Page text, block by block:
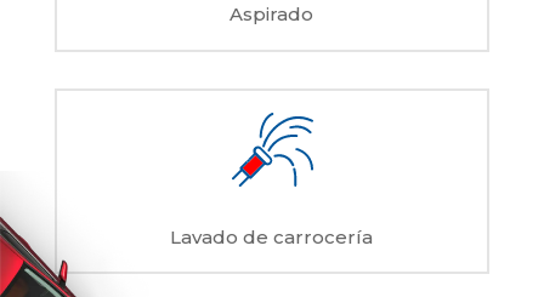
Aspirado
Lavado de carrocería